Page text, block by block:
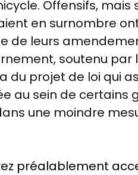
Offensifs,
en surnombre
de leurs
soutenu par
du projet de loi qui
au sein de certains
une moindre
préalablement